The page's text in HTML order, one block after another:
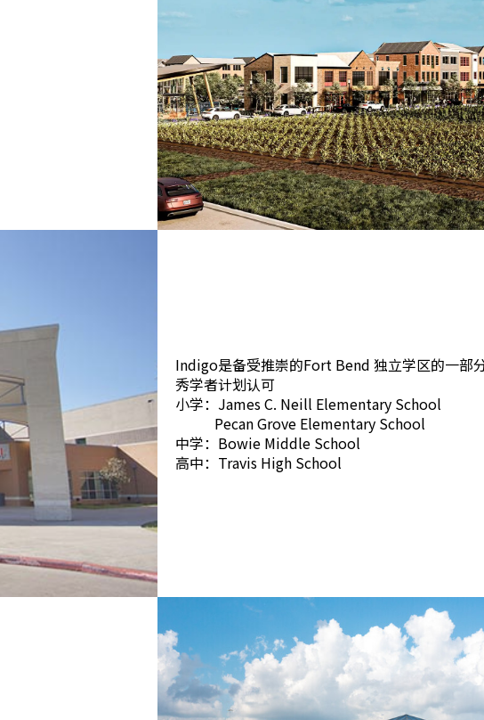
Indigo是备受推崇的Fort Bend 独立学区的一部
秀学者计划认可
小学： James C. Neill Elementary School
Pecan Grove Elementary School
中学： Bowie Middle School
高中： Travis High School